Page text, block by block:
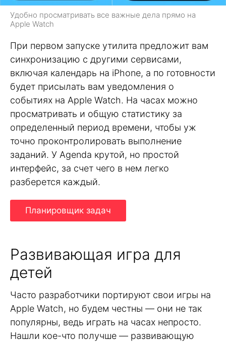
Удобно просматривать все важные дела прямо на
Apple Watch
При первом запуске утилита предложит вам
синхронизацию с другими сервисами,
включая календарь на iPhone, а по готовности
будет присылать вам уведомления о
событиях на Apple Watch. На часах можно
просматривать и общую статистику за
определенный период времени, чтобы уж
точно проконтролировать выполнение
заданий. У Agenda крутой, но простой
интерфейс, за счет чего в нем легко
разберется каждый.
Планировщик задач
Развивающая игра для
детей
Часто разработчики портируют свои игры на
Apple Watch, но будем честны — они не так
популярны, ведь играть на часах непросто.
Нашли кое-что получше — развивающую